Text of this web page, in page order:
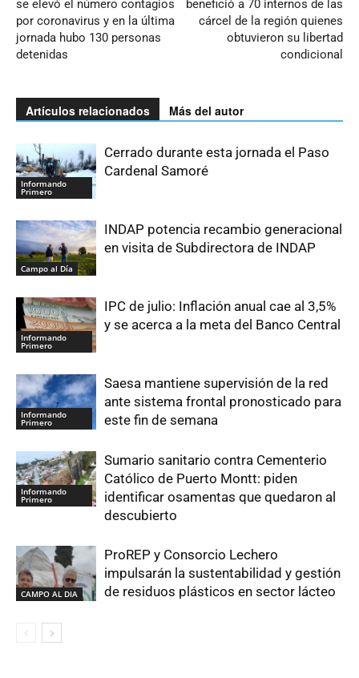
se elevó el número contagios
por coronavirus y en la última
jornada hubo 130 personas
detenidas
benefició a 70 internos de las
cárcel de la región quienes
obtuvieron su libertad
condicional
Artículos relacionados Más del autor
Informando
Primero
Cerrado durante esta jornada el Paso
Cardenal Samoré
Campo al Día
INDAP potencia recambio generacional
en visita de Subdirectora de INDAP
Informando
Primero
IPC de julio: Inflación anual cae al 3,5%
y se acerca a la meta del Banco Central
Informando
Primero
Saesa mantiene supervisión de la red
ante sistema frontal pronosticado para
este fin de semana
Informando
Primero
Sumario sanitario contra Cementerio
Católico de Puerto Montt: piden
identificar osamentas que quedaron al
descubierto
CAMPO AL DIA
ProREP y Consorcio Lechero
impulsarán la sustentabilidad y gestión
de residuos plásticos en sector lácteo